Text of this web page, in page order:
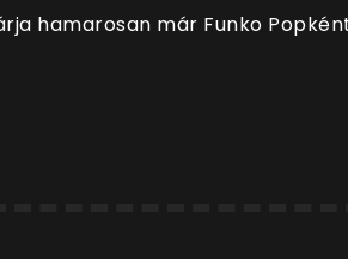
hamarosan már Funko